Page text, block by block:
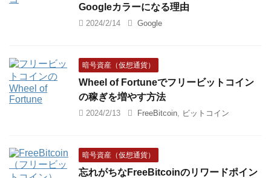
Googleカラーになる理由
2024/2/14 Google
暗号資産（仮想通貨）
Wheel of Fortuneでフリービットコイン
の稼ぎを増やす方法
2024/2/13 FreeBitcoin ビットコイン
暗号資産（仮想通貨）
忘れがちなFreeBitcoinのリワードポイン